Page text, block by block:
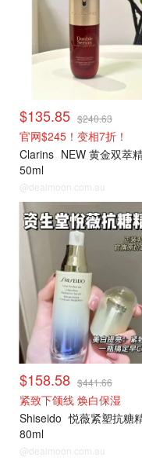
$135.85 $240.63
官网$245！变相7折！
Clarins NEW 黄金双萃
50ml
@dealmoon.com.au
$158.58 $441.66
紧致下颌线 焕白保湿
Shiseido 悦薇紧塑抗糖
80ml
@dealmoon.com.au